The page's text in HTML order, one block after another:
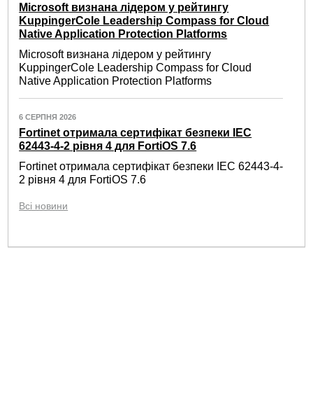
Microsoft визнана лідером у рейтингу
KuppingerCole Leadership Compass for Cloud
Native Application Protection Platforms
Microsoft визнана лідером у рейтингу
KuppingerCole Leadership Compass for Cloud
Native Application Protection Platforms
6 СЕРПНЯ 2026
Fortinet отримала сертифікат безпеки IEC
62443-4-2 рівня 4 для FortiOS 7.6
Fortinet отримала сертифікат безпеки IEC 62443-4-
2 рівня 4 для FortiOS 7.6
Всі новини